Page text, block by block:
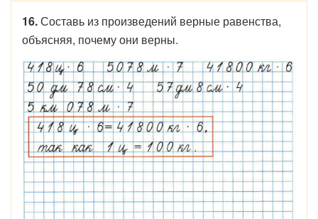
16.Составь из произведений верные равенства,
объясняя, почему они верны.